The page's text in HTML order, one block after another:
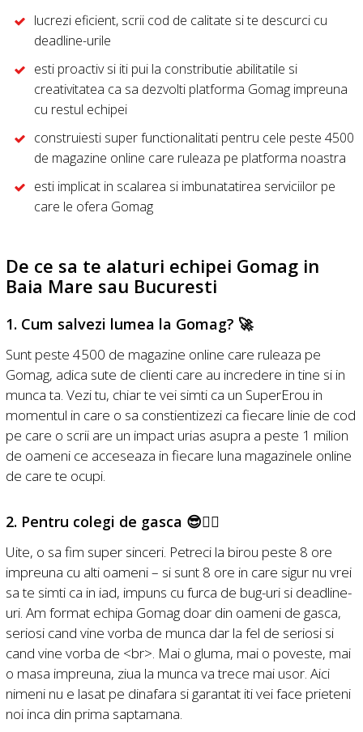
lucrezi eficient, scrii cod de calitate si te descurci cu
deadline-urile
esti proactiv si iti pui la constributie abilitatile si
creativitatea ca sa dezvolti platforma Gomag impreuna
cu restul echipei
construiesti super functionalitati pentru cele peste 4500
de magazine online care ruleaza pe platforma noastra
esti implicat in scalarea si imbunatatirea serviciilor pe
care le ofera Gomag
De ce sa te alaturi echipei Gomag in
Baia Mare sau Bucuresti
1. Cum salvezi lumea la Gomag? 🚀
Sunt peste 4500 de magazine online care ruleaza pe
Gomag, adica sute de clienti care au incredere in tine si in
munca ta. Vezi tu, chiar te vei simti ca un SuperErou in
momentul in care o sa constientizezi ca fiecare linie de cod
pe care o scrii are un impact urias asupra a peste 1 milion
de oameni ce acceseaza in fiecare luna magazinele online
de care te ocupi.
2. Pentru colegi de gasca 😎🦸‍♀️‍
Uite, o sa fim super sinceri. Petreci la birou peste 8 ore
impreuna cu alti oameni – si sunt 8 ore in care sigur nu vrei
sa te simti ca in iad, impuns cu furca de bug-uri si deadline-
uri. Am format echipa Gomag doar din oameni de gasca,
seriosi cand vine vorba de munca dar la fel de seriosi si
cand vine vorba de <br>. Mai o gluma, mai o poveste, mai
o masa impreuna, ziua la munca va trece mai usor. Aici
nimeni nu e lasat pe dinafara si garantat iti vei face prieteni
noi inca din prima saptamana.